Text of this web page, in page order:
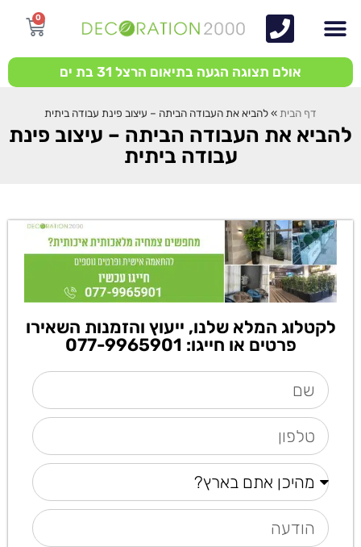
0
אולם תצוגה הגעה בתיאום הרצל 31 בת ים
דף הבית »להביא את העבודה הביתה – עיצוב פינת עבודה ביתית
להביא את העבודה הביתה – עיצוב פינת
עבודה ביתית
לקטלוג המלא שלנו, ייעוץ והזמנות השאירו
פרטים או חייגו: 077-9965901